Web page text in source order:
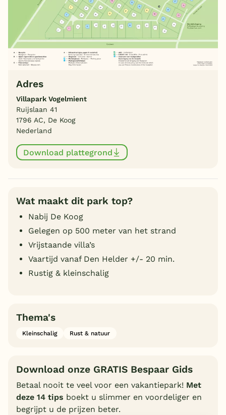
Adres
Villapark Vogelmient
Ruijslaan 41
1796 AC, De Koog
Nederland
Download plattegrond
Wat maakt dit park top?
Nabij De Koog
Gelegen op 500 meter van het strand
Vrijstaande villa’s
Vaartijd vanaf Den Helder +/- 20 min.
Rustig & kleinschalig
Thema's
Kleinschalig Rust & natuur
Download onze GRATIS Bespaar Gids
Betaal nooit te veel voor een vakantiepark! Met
deze 14 tips boekt u slimmer en voordeliger en
begrijpt u de prijzen beter.